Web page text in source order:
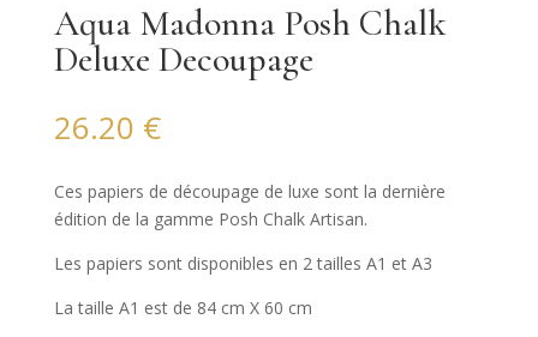
Aqua Madonna Posh Chalk
Deluxe Decoupage
26.20 €
Ces papiers de découpage de luxe sont la dernière
édition de la gamme Posh Chalk Artisan.
Les papiers sont disponibles en 2 tailles A1 et A3
La taille A1 est de 84 cm X 60 cm